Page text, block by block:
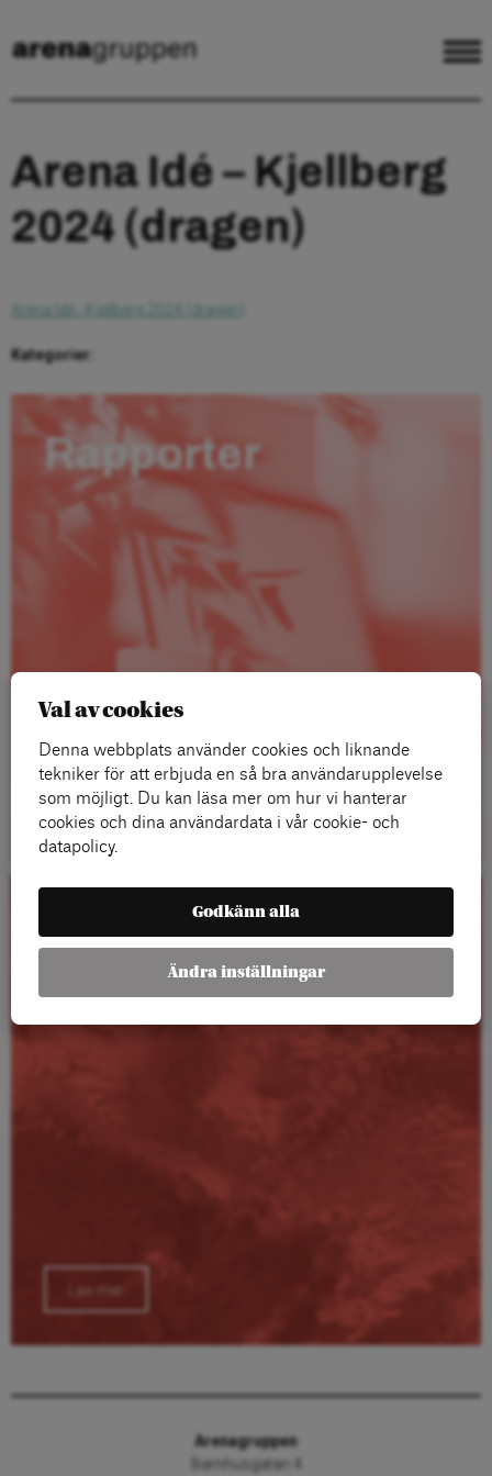
Arena Idé – Kjellberg
2024 (dragen)
Arena Idé - Kjellberg 2024 (dragen)
Kategorier:
Rapporter
Läs mer
Kalender
Läs mer
Arenagruppen
Barnhusgatan 4
Val av cookies
Denna webbplats använder cookies och liknande
tekniker för att erbjuda en så bra användarupplevelse
som möjligt. Du kan läsa mer om hur vi hanterar
cookies och dina användardata i vår cookie- och
datapolicy.
Godkänn alla
Ändra inställningar